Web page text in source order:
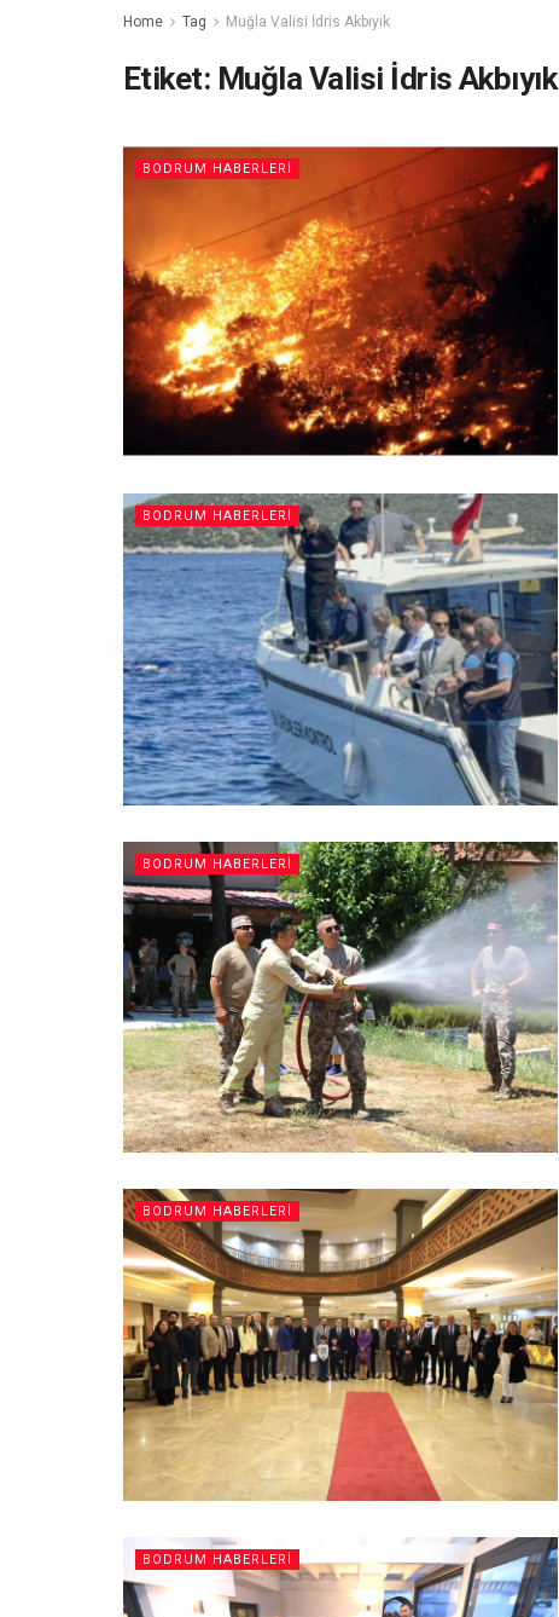
Home Tag Muğla Valisi İdris Akbıyık
Etiket: Muğla Valisi İdris Akbıyık
BODRUM HABERLERI
BODRUM HABERLERI
BODRUM HABERLERI
BODRUM HABERLERI
BODRUM HABERLERI